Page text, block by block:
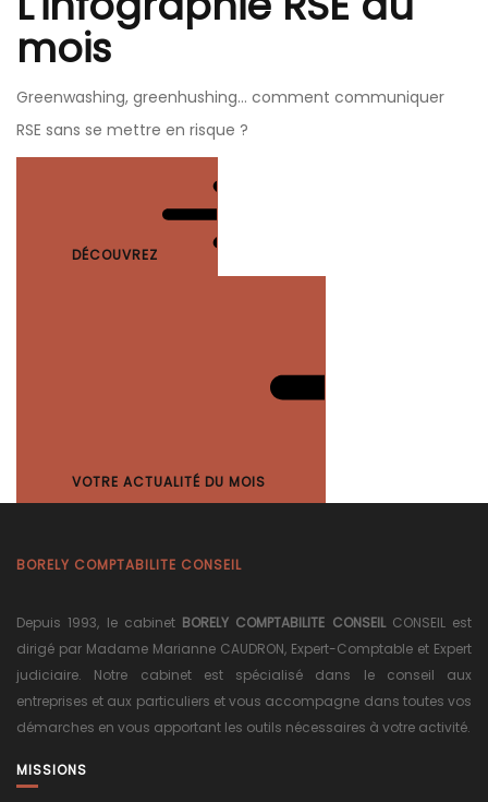
mois
Greenwashing, greenhushing… comment communiquer
RSE sans se mettre en risque ?
DÉCOUVREZ
VOTRE ACTUALITÉ DU MOIS
BORELY COMPTABILITE CONSEIL
Depuis 1993, le cabinet BORELY COMPTABILITE CONSEILCONSEIL est
dirigé par Madame Marianne CAUDRON, Expert-Comptable et Expert
judiciaire. Notre cabinet est spécialisé dans le conseil aux
entreprises et aux particuliers et vous accompagne dans toutes vos
démarches en vous apportant les outils nécessaires à votre activité.
MISSIONS